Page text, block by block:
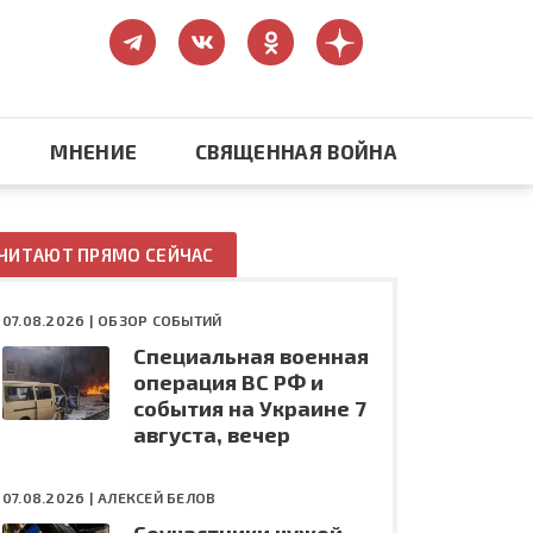
Конфликт на Украине
МНЕНИЕ СВЯЩЕННАЯ ВОЙНА
ПРЯМО СЕЙЧАС
07.08.2026 | ОБЗОР СОБЫТИЙ
Специальная военная
операция ВС РФ и
события на Украине 7
августа, вечер
07.08.2026 |АЛЕКСЕЙ БЕЛОВ